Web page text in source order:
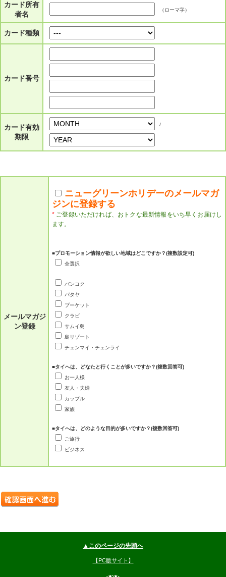
カード所有
者名
（ローマ字）
カード種類
カード番号
カード有効
期限
/
メールマガジ
ン登録
ニューグリーンホリデーのメールマガ
ジンに登録する
* ご登録いただければ、おトクな最新情報をいち早くお届けし
ます。
■プロモーション情報が欲しい地域はどこですか？(複数設定可)
全選択
バンコク
パタヤ
プーケット
クラビ
サムイ島
島リゾート
チェンマイ・チェンライ
■タイへは、どなたと行くことが多いですか？(複数回答可)
お一人様
友人・夫婦
カップル
家族
■タイへは、どのような目的が多いですか？(複数回答可)
ご旅行
ビジネス
▲このページの先頭へ
【PC版サイト】